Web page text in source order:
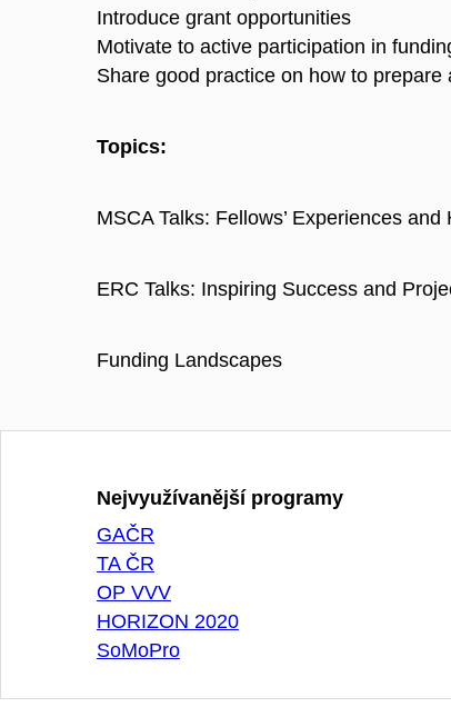
Introduce grant opportunities
Motivate to active participation in
Share good practice on how to prepare
Topics:
MSCA Talks: Fellows’ Experiences
ERC Talks: Inspiring Success and
Funding Landscapes
Nejvyužívanější programy
GAČR
TA ČR
OP VVV
HORIZON 2020
SoMoPro